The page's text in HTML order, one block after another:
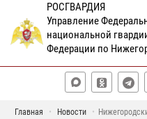
РОСГВАРДИЯ
Управление
национальной
Федерации по
Главная Новости